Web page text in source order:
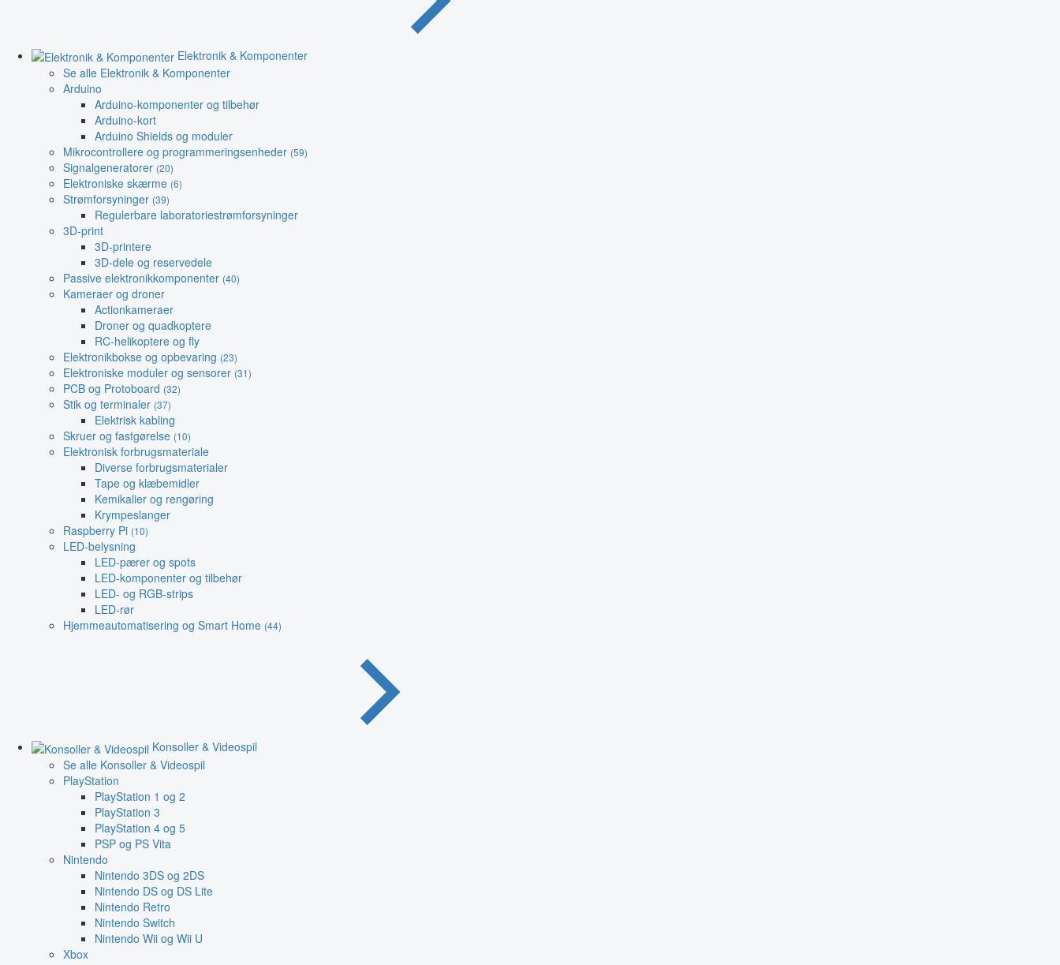
Elektronik & Komponenter
Se alle Elektronik & Komponenter
Arduino
Arduino-komponenter og tilbehør
Arduino-kort
Arduino Shields og moduler
Mikrocontrollere og programmeringsenheder (59)
Signalgeneratorer (20)
Elektroniske skærme (6)
Strømforsyninger (39)
Regulerbare laboratoriestrømforsyninger
3D-print
3D-printere
3D-dele og reservedele
Passive elektronikkomponenter (40)
Kameraer og droner
Actionkameraer
Droner og quadkoptere
RC-helikoptere og fly
Elektronikbokse og opbevaring (23)
Elektroniske moduler og sensorer (31)
PCB og Protoboard (32)
Stik og terminaler (37)
Elektrisk kabling
Skruer og fastgørelse (10)
Elektronisk forbrugsmateriale
Diverse forbrugsmaterialer
Tape og klæbemidler
Kemikalier og rengøring
Krympeslanger
Raspberry Pi (10)
LED-belysning
LED-pærer og spots
LED-komponenter og tilbehør
LED- og RGB-strips
LED-rør
Hjemmeautomatisering og Smart Home (44)
Konsoller & Videospil
Se alle Konsoller & Videospil
PlayStation
PlayStation 1 og 2
PlayStation 3
PlayStation 4 og 5
PSP og PS Vita
Nintendo
Nintendo 3DS og 2DS
Nintendo DS og DS Lite
Nintendo Retro
Nintendo Switch
Nintendo Wii og Wii U
Xbox